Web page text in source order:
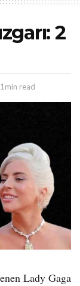
2
read
Lady Gaga